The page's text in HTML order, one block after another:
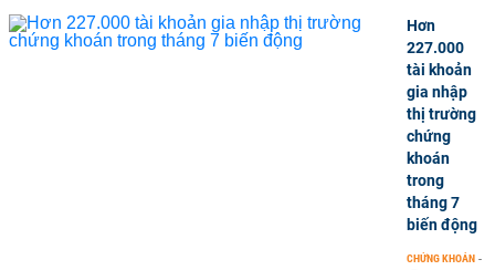
Hơn
227.000
tài khoản
gia nhập
thị trường
chứng
khoán
trong
tháng 7
biến động
CHỨNG KHOÁN -